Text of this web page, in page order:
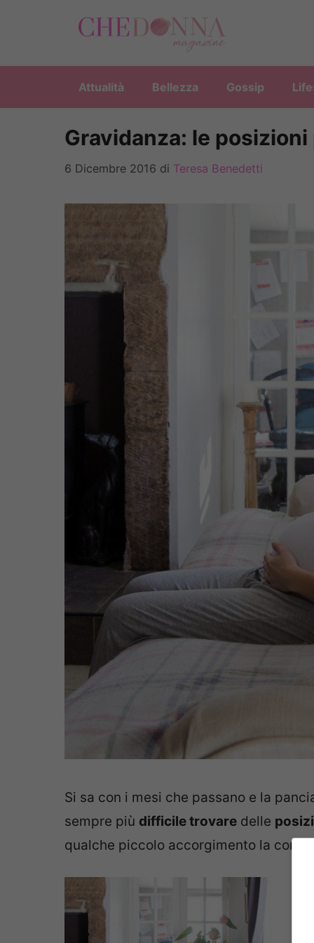
Attualità Bellezza Gossip
Gravidanza: le
6 Dicembre 2016 di Teresa Benedetti
Si sa con i mesi che passano e la
sempre più difficile trovare delle
qualche piccolo accorgimento la